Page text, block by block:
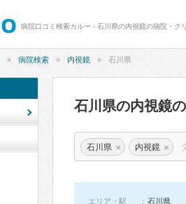
病院口コミ検索カルー - 石川県の内視鏡の病院・ク
病院検索 内視鏡 石川県
石川県の内視鏡
石川県 × 内視鏡 ×
エリア・駅
石川県